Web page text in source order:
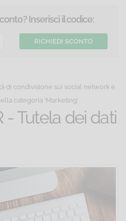
Inserisci il codice:
di condivisione sui social network è
categoria 'Marketing'
- Tutela dei dati